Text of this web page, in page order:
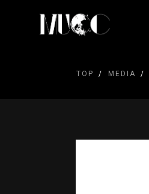
TOP MEDIA